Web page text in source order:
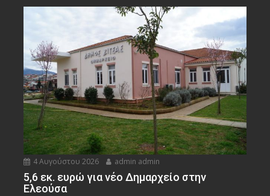
4 Αυγούστου 2026 admin admin
5,6 εκ. ευρώ για νέο Δημαρχείο στην
Ελεούσα